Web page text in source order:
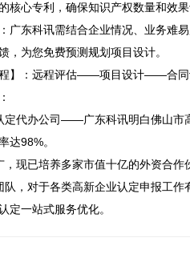
核心专利，确保知识产权数量和效果
：广东科讯需结合企业情况、业务难
，为您免费预测规划项目设计。
程】：远程评估——项目设计——
定代办公司——广东科讯明白佛山市
达98%。
，现已培养多家市值十亿的外资合
队，对于各类高新企业认定申报工
定一站式服务优化。